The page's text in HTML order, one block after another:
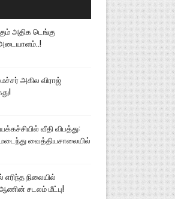
அதிக டெங்கு
அகில விராஜ்
வீதி விபத்து:
வைத்தியசாலையில்
எரிந்த நிலையில்
சடலம் மீட்பு!